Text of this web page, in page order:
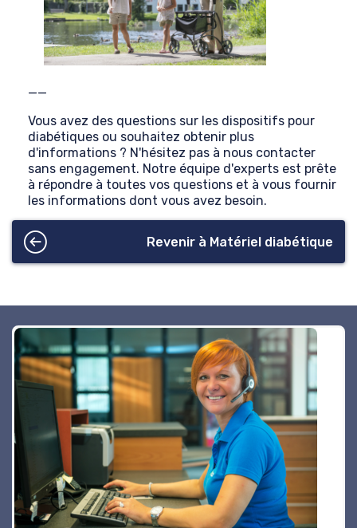
__
Vous avez des questions sur les dispositifs pour
diabétiques ou souhaitez obtenir plus
d'informations ? N'hésitez pas à nous contacter
sans engagement. Notre équipe d'experts est prête
à répondre à toutes vos questions et à vous fournir
les informations dont vous avez besoin.
Revenir à Matériel diabétique